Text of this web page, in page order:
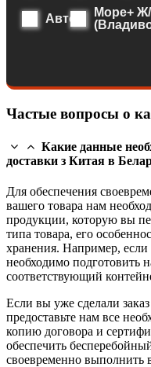
Авто
Море+
Частые вопросы о
Какие данные
доставки з Китая в
Для обеспечения
вашего товара нам
продукции, которую вы
типа товара, его
хранения. Например,
необходимо подготовить
соответствующий
Если вы уже сделали
предоставьте нам все
копию договора и
обеспечить
своевременно выполнить